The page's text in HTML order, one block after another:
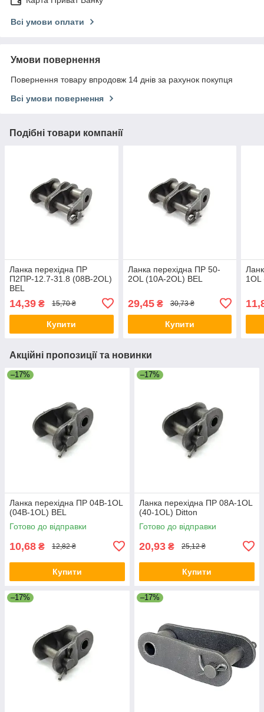
Всі умови оплати
Умови повернення
Повернення товару впродовж 14 днів за рахунок покупця
Всі умови повернення
Подібні товари компанії
Ланка перехідна ПР
П2ПР-12.7-31.8 (08B-2OL)
BEL
14,39 ₴ 15,70 ₴
Купити
Ланка перехідна ПР 50-
2OL (10A-2OL) BEL
29,45₴ 30,73 ₴
Купити
Акційні пропозиції та новинки
–17%
Ланка перехідна ПР 04B-1OL
(04B-1OL) BEL
Готово до відправки
10,68 ₴ 12,82 ₴
Купити
–17%
Ланка перехідна ПР 08A-1OL
(40-1OL) Ditton
Готово до відправки
20,93 ₴ 25,12 ₴
Купити
–17% –17%